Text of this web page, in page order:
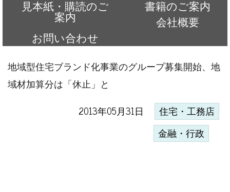
見本紙・購読のご
案内
書籍のご案内
会社概要
お問い合わせ
地域型住宅ブランド化事業のグループ募集開始、地
域材加算分は「休止」と
2013年05月31日 住宅・工務店
金融・行政